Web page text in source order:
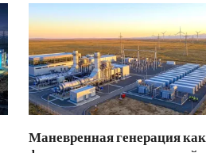
Маневренная генерация как